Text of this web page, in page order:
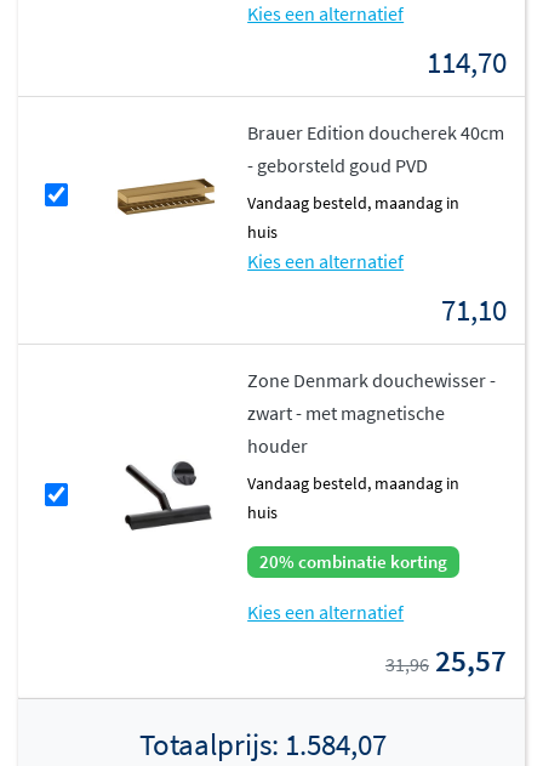
Kies een alternatief
114,70
Brauer Edition doucherek 40cm
- geborsteld goud PVD
vandaag besteld, maandag in
huis
Kies een alternatief
71,10
Zone Denmark douchewisser -
zwart - met magnetische
houder
vandaag besteld, maandag in
huis
20% combinatie korting
Kies een alternatief
31,96 25,57
Totaalprijs: 1.584,07